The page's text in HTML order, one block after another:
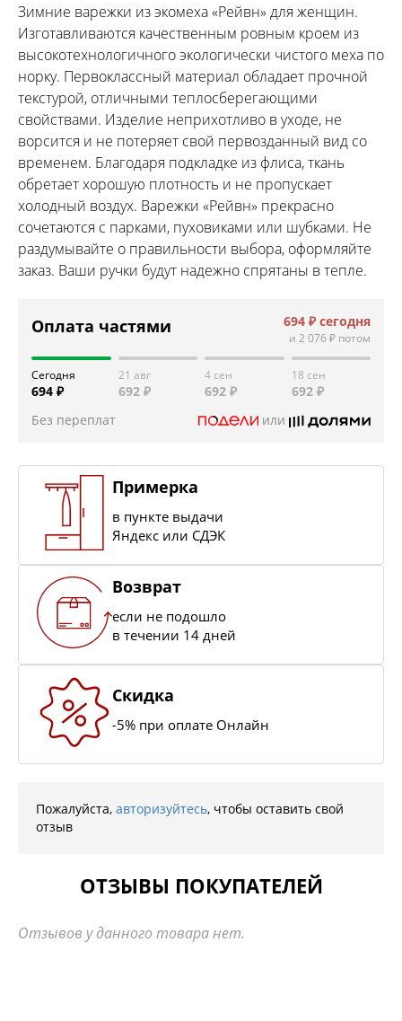
Зимние варежки из экомеха «Рейвн» для женщин.
Изготавливаются качественным ровным кроем из
высокотехнологичного экологически чистого меха по
норку. Первоклассный материал обладает прочной
текстурой, отличными теплосберегающими
свойствами. Изделие неприхотливо в уходе, не
ворсится и не потеряет свой первозданный вид со
временем. Благодаря подкладке из флиса, ткань
обретает хорошую плотность и не пропускает
холодный воздух. Варежки «Рейвн» прекрасно
сочетаются с парками, пуховиками или шубками. Не
раздумывайте о правильности выбора, оформляйте
заказ. Ваши ручки будут надежно спрятаны в тепле.
Оплата частями 694 ₽ сегодня
и 2 076 ₽ потом
Сегодня
694 ₽
21 авг
692 ₽
4 сен
692 ₽
18 сен
692 ₽
Без переплат
или
Примерка
в пункте выдачи
Яндекс или СДЭК
Возврат
если не подошло
в течении 14 дней
Скидка
-5% при оплате Онлайн
Пожалуйста, авторизуйтесь, чтобы оставить свой
отзыв
ОТЗЫВЫ ПОКУПАТЕЛЕЙ
Отзывов у данного товара нет.